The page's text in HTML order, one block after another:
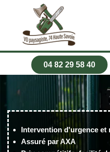
04 82 29 58 40
Intervention d'urgence et
Assuré par AXA